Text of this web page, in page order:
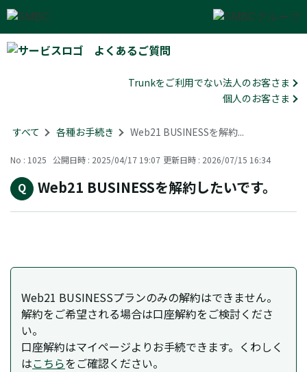
よくあるご質問
Trunkをご利用でない法人のお客さま
個人のお客さま
すべて > 各種お手続き > Web21 BUSINESSを解約...
No : 1025 公開日時 : 2025/04/17 19:07 更新日時 : 2026/07/15 16:34
Web21 BUSINESSを解約したいです。
Web21 BUSINESSプランのみの解約はできません。
解約をご希望される場合は口座解約をご検討くださ
い。
口座解約はマイページよりお手続できます。くわしく
はこちらをご確認ください。